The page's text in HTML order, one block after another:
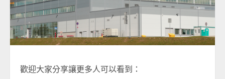
歡迎大家分享讓更多人可以看到：